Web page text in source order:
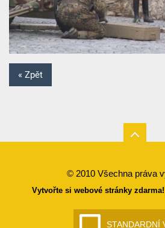
« Zpět
© 2010 Všechna práva
Vytvořte si webové stránky zdarma!
STANDARDNÍ